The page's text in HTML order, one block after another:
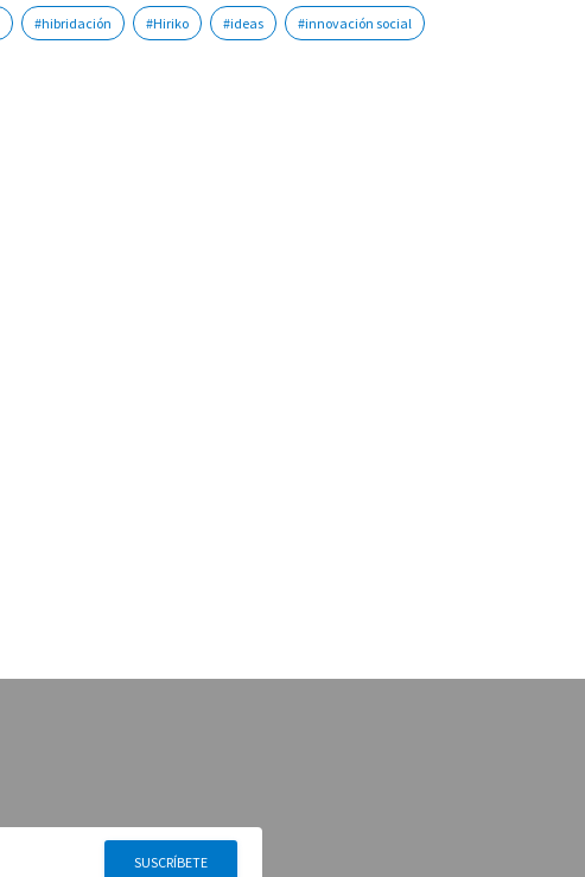
#hibridación #Hiriko #ideas #innovación social